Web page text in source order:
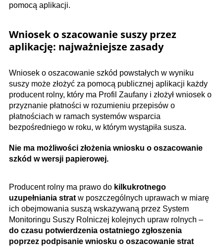
pomocą aplikacji.
Wniosek o szacowanie suszy przez
aplikację: najważniejsze zasady
Wniosek o oszacowanie szkód powstałych w wyniku
suszy może złożyć za pomocą publicznej aplikacji każdy
producent rolny, który ma Profil Zaufany i złożył wniosek o
przyznanie płatności w rozumieniu przepisów o
płatnościach w ramach systemów wsparcia
bezpośredniego w roku, w którym wystąpiła susza.
Nie ma możliwości złożenia wniosku o oszacowanie
szkód w wersji papierowej.
Producent rolny ma prawo do kilkukrotnego
uzupełniania strat w poszczególnych uprawach w miarę
ich obejmowania suszą wskazywaną przez System
Monitoringu Suszy Rolniczej kolejnych upraw rolnych –
do czasu potwierdzenia ostatniego zgłoszenia
poprzez podpisanie wniosku o oszacowanie strat